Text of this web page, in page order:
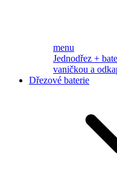
menu
Jednodřez +
vaničkou a
Dřezové baterie